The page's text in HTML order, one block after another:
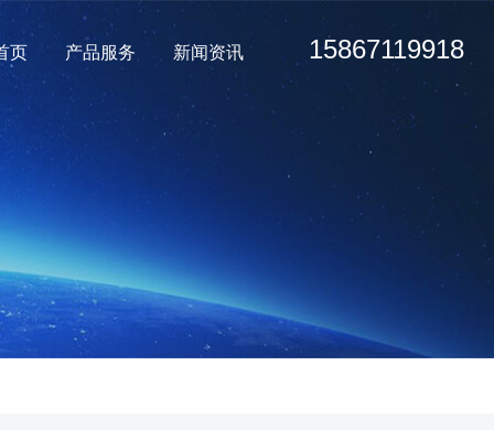
页 产品服务 新闻资讯 15867119918